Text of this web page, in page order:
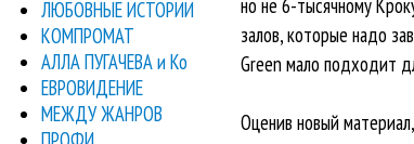
залов, которые надо
Green мало подходит
Оценив новый
ЛЮБОВНЫЕ ИСТОРИИ
КОМПРОМАТ
АЛЛА ПУГАЧЕВА и Ко
ЕВРОВИДЕНИЕ
МЕЖДУ ЖАНРОВ